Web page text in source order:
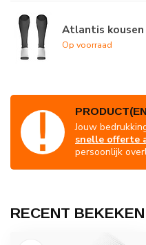
Atlantis kousen
Op voorraad
Jouw
snelle offerte
persoonlijk
RECENT BEKEKEN